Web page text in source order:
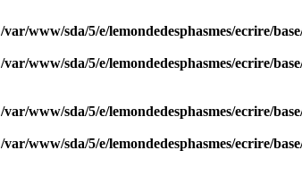
/var/www/sda/5/e/lemondedesphasmes/ecrire/
/var/www/sda/5/e/lemondedesphasmes/ecrire/
/var/www/sda/5/e/lemondedesphasmes/ecrire/
/var/www/sda/5/e/lemondedesphasmes/ecrire/